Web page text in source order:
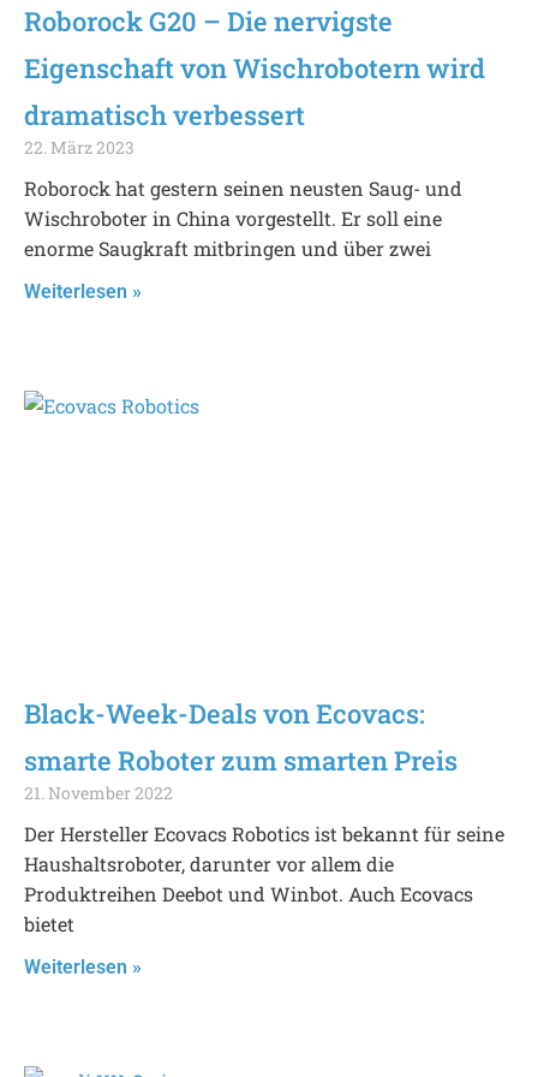
Roborock G20 – Die nervigste
Eigenschaft von Wischrobotern wird
dramatisch verbessert
22. März 2023
Roborock hat gestern seinen neusten Saug- und
Wischroboter in China vorgestellt. Er soll eine
enorme Saugkraft mitbringen und über zwei
Weiterlesen »
Black-Week-Deals von Ecovacs:
smarte Roboter zum smarten Preis
21. November 2022
Der Hersteller Ecovacs Robotics ist bekannt für seine
Haushaltsroboter, darunter vor allem die
Produktreihen Deebot und Winbot. Auch Ecovacs
bietet
Weiterlesen »